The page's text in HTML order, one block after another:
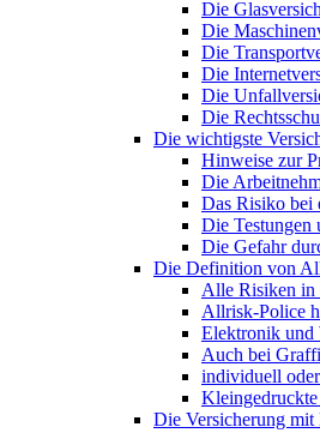
Die
Die
Die
Die
Die
Die
Die wichtigste
Hinweise zur
Die
Das Risiko bei
Die Testungen
Die Gefahr
Die Definition von
Alle Risiken in
Allrisk-Police
Elektronik und
Auch bei
individuell
Kleingedruckte
Die Versicherung mit